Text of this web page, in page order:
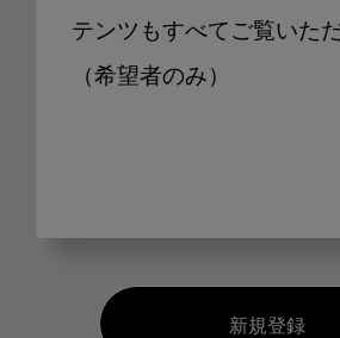
テンツもすべてご覧いた
（希望者のみ）
新規登録